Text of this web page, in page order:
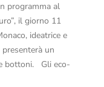
programma al
il giorno 11
ideatrice e
un
bottoni. Gli eco-